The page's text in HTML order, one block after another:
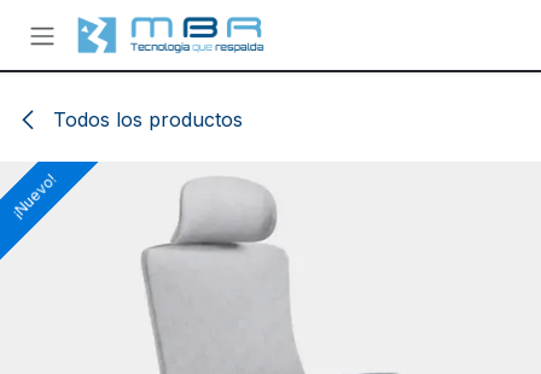
Ir al contenido
Todos los productos
¡Nuevo!
¡Nuevo!